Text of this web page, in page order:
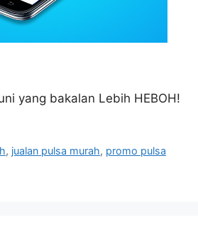
yang bakalan Lebih HEBOH!
, jualan pulsa murah, promo pulsa